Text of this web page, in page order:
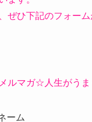
ぜひ下記のフォーム
ルマガ☆人生がう
ーム